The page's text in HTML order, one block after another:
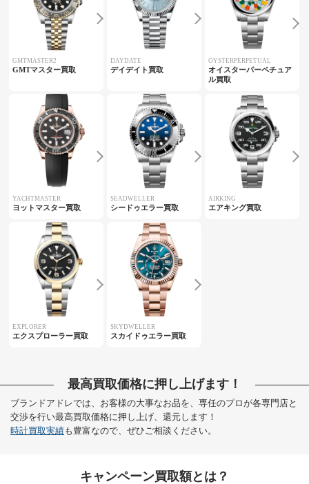
GMTMASTER2
GMTマスター買取
DAYDATE
デイデイト買取
OYSTERPERPETUAL
オイスターパーペチュア
ル買取
YACHTMASTER
ヨットマスター買取
SEADWELLER
シードゥエラー買取
AIRKING
エアキング買取
EXPLORER
エクスプローラー買取
SKYDWELLER
スカイドゥエラー買取
最高買取価格に押し上げます！
ブランドアドレでは、お客様の大事なお品を、専任のプロが各専門店と
交渉を行い最高買取価格に押し上げ、還元します！
時計買取実績も豊富なので、ぜひご相談ください。
キャンペーン買取額とは？